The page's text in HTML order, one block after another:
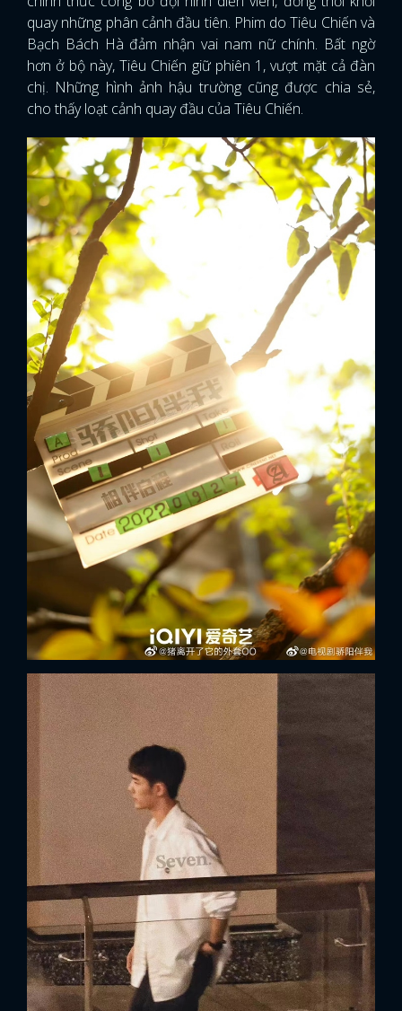
FACEBOOK GOOGLE
quay những phân cảnh đầu tiên. Phim do Tiêu Chiến và
Bạch Bách Hà đảm nhận vai nam nữ chính. Bất ngờ
hơn ở bộ này, Tiêu Chiến giữ phiên 1, vượt mặt cả đàn
chị. Những hình ảnh hậu trường cũng được chia sẻ,
cho thấy loạt cảnh quay đầu của Tiêu Chiến.